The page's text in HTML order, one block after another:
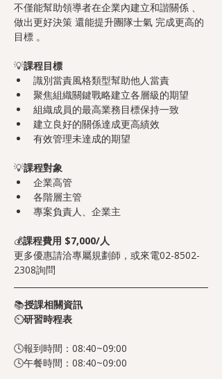
不僅能幫助領導者在企業內建立和諧關係 、
做出更好決策 還能提升團隊士氣 完成更高的
目標 。
💡課程目標
識別當責風格類型幫助他人當責
聚焦組織關鍵戰略建立各層級的期望
組織成員的最高業務目標保持一致
建立良好的關係達成更高績效
有效管理未達成的期望
💡課程對象
企業高管
各階層主管
專案負責人、企業主
💰課程費用 $7,000/人
更多優惠請洽專屬規劃師，或來電02-8502-
2308詢問
📚授課相關資訊
⏲️研習時程表
🕓報到時間：08:40~09:00
🕓午餐時間：08:40~09:00